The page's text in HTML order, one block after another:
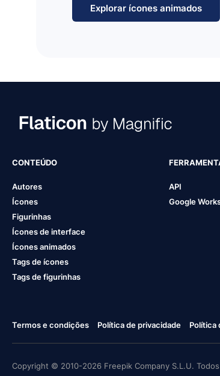
Explorar ícones animados
CONTEÚDO
Autores
Ícones
Figurinhas
Ícones de interface
Ícones animados
Tags de ícones
Tags de figurinhas
API
Google
Termos e condições Política de privacidade Política
Copyright © 2010-2026 Freepik Company S.L.U.